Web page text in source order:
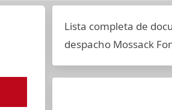
Lista completa de
despacho Mossack